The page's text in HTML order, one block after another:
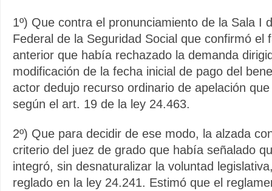
1º) Que contra el pronunciamiento de la Sala I
Federal de la Seguridad Social que confirmó el
anterior que había rechazado la demanda
modificación de la fecha inicial de pago del
actor dedujo recurso ordinario de apelación
según el art. 19 de la ley 24.463.
2º) Que para decidir de ese modo, la alzada
criterio del juez de grado que había señalado
integró, sin desnaturalizar la voluntad
reglado en la ley 24.241. Estimó que el